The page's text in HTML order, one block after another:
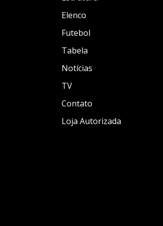
Elenco
Futebol
Tabela
Notícias
TV
Contato
Loja Autorizada